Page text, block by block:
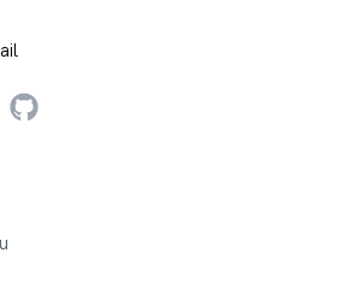
GitHub